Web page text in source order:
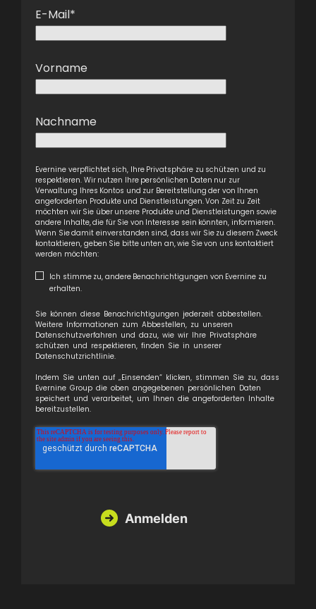
E-Mail*
Vorname
Nachname
Evernine verpflichtet sich, Ihre Privatsphäre zu schützen und zu
respektieren. Wir nutzen Ihre persönlichen Daten nur zur
Verwaltung Ihres Kontos und zur Bereitstellung der von Ihnen
angeforderten Produkte und Dienstleistungen. Von Zeit zu Zeit
möchten wir Sie über unsere Produkte und Dienstleistungen sowie
andere Inhalte, die für Sie von Interesse sein könnten, informieren.
Wenn Sie damit einverstanden sind, dass wir Sie zu diesem Zweck
kontaktieren, geben Sie bitte unten an, wie Sie von uns kontaktiert
werden möchten:
Ich stimme zu, andere Benachrichtigungen von Evernine zu
erhalten.
Sie können diese Benachrichtigungen jederzeit abbestellen.
Weitere Informationen zum Abbestellen, zu unseren
Datenschutzverfahren und dazu, wie wir Ihre Privatsphäre
schützen und respektieren, finden Sie in unserer
Datenschutzrichtlinie.
Indem Sie unten auf „Einsenden“ klicken, stimmen Sie zu, dass
Evernine Group die oben angegebenen persönlichen Daten
speichert und verarbeitet, um Ihnen die angeforderten Inhalte
bereitzustellen.